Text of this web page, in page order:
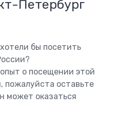
Петербург
бы посетить
о посещении этой
пожалуйста оставьте
может оказаться